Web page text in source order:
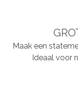
Maak een
Ideaal voor